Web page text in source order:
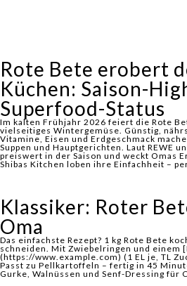
Rote Bete erobert
Küchen: Saison-
Superfood-Status
Im kalten Frühjahr 2026 feiert die Rote
vielseitiges Wintergemüse. Günstig,
Vitamine, Eisen und Erdgeschmack
Suppen und Hauptgerichten. Laut REWE
preiswert in der Saison und weckt Omas
Shibas Kitchen loben ihre Einfachheit –
Klassiker: Roter
Oma
Das einfachste Rezept? 1 kg Rote Bete
schneiden. Mit Zwiebelringen und einem
(https://www.example.com) (1 EL je, TL
Passt zu Pellkartoffeln – fertig in 45
Gurke, Walnüssen und Senf-Dressing für